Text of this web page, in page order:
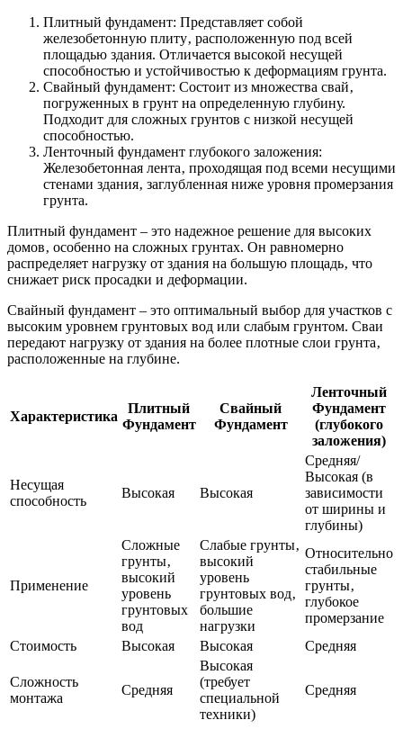
Плитный фундамент: Представляет собой
железобетонную плиту‚ расположенную под всей
площадью здания. Отличается высокой несущей
способностью и устойчивостью к деформациям грунта.
Свайный фундамент: Состоит из множества свай‚
погруженных в грунт на определенную глубину.
Подходит для сложных грунтов с низкой несущей
способностью.
Ленточный фундамент глубокого заложения:
Железобетонная лента‚ проходящая под всеми несущими
стенами здания‚ заглубленная ниже уровня промерзания
грунта.
Плитный фундамент – это надежное решение для высоких
домов‚ особенно на сложных грунтах. Он равномерно
распределяет нагрузку от здания на большую площадь‚ что
снижает риск просадки и деформации.
Свайный фундамент – это оптимальный выбор для участков с
высоким уровнем грунтовых вод или слабым грунтом. Сваи
передают нагрузку от здания на более плотные слои грунта‚
расположенные на глубине.
Характеристика
Плитный
Фундамент
Свайный
Фундамент
Ленточный
Фундамент
(глубокого
заложения)
Несущая
способность
Высокая Высокая
Средняя/
Высокая (в
зависимости
от ширины и
глубины)
Применение
Сложные
грунты‚
высокий
уровень
грунтовых
вод
Слабые грунты‚
высокий
уровень
грунтовых вод‚
большие
нагрузки
Относительно
стабильные
грунты‚
глубокое
промерзание
Стоимость
Высокая Высокая Средняя
Сложность
монтажа
Средняя
Высокая
(требует
специальной
техники)
Средняя